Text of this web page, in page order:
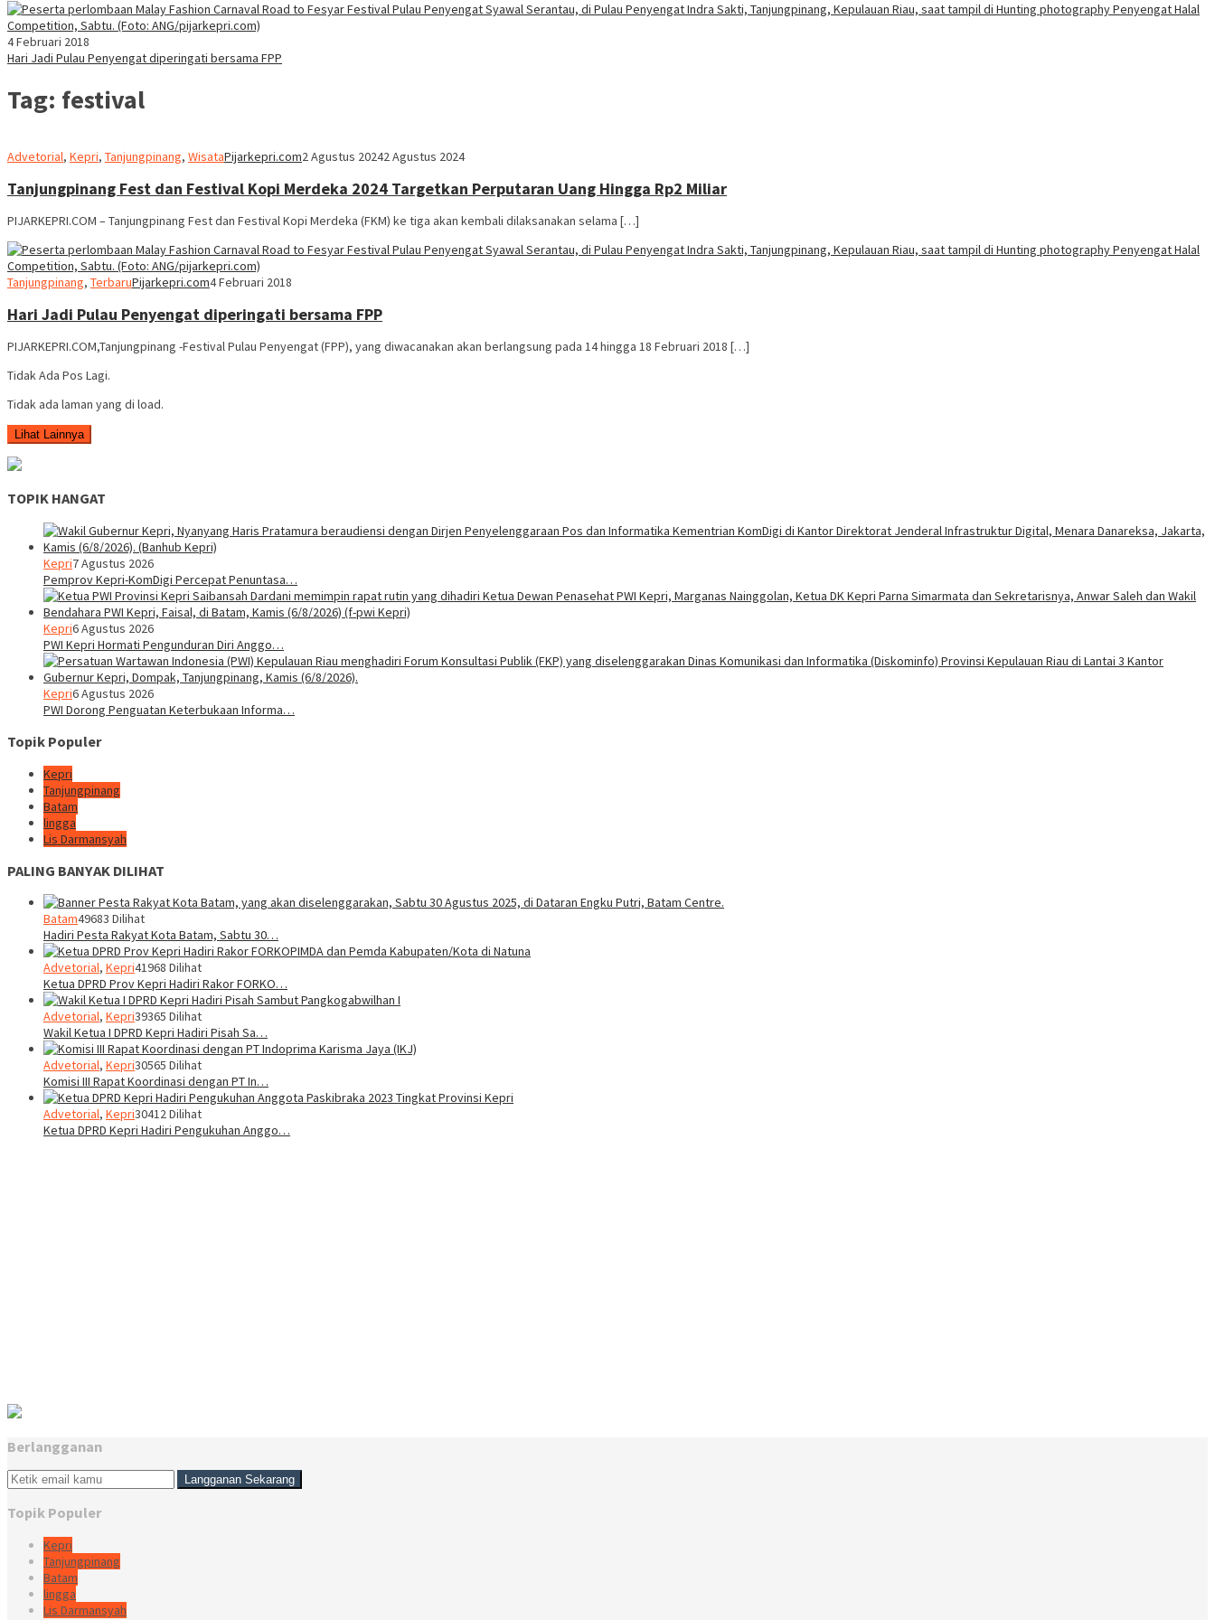
4 Februari 2018
Hari Jadi Pulau Penyengat diperingati bersama FPP
Tag: festival
Advetorial, Kepri, Tanjungpinang, WisataPijarkepri.com2 Agustus 20242 Agustus 2024
Tanjungpinang Fest dan Festival Kopi Merdeka 2024 Targetkan Perputaran Uang Hingga Rp2 Miliar
PIJARKEPRI.COM – Tanjungpinang Fest dan Festival Kopi Merdeka (FKM) ke tiga akan kembali dilaksanakan selama […]
Tanjungpinang, TerbaruPijarkepri.com4 Februari 2018
Hari Jadi Pulau Penyengat diperingati bersama FPP
PIJARKEPRI.COM,Tanjungpinang -Festival Pulau Penyengat (FPP), yang diwacanakan akan berlangsung pada 14 hingga 18 Februari 2018 […]
Tidak Ada Pos Lagi.
Tidak ada laman yang di load.
Lihat Lainnya
TOPIK HANGAT
Kepri7 Agustus 2026
Pemprov Kepri-KomDigi Percepat Penuntasa…
Kepri6 Agustus 2026
PWI Kepri Hormati Pengunduran Diri Anggo…
Kepri6 Agustus 2026
PWI Dorong Penguatan Keterbukaan Informa…
Topik Populer
Kepri
Tanjungpinang
Batam
lingga
Lis Darmansyah
PALING BANYAK DILIHAT
Batam49683 Dilihat
Hadiri Pesta Rakyat Kota Batam, Sabtu 30…
Advetorial, Kepri41968 Dilihat
Ketua DPRD Prov Kepri Hadiri Rakor FORKO…
Advetorial, Kepri39365 Dilihat
Wakil Ketua I DPRD Kepri Hadiri Pisah Sa…
Advetorial, Kepri30565 Dilihat
Komisi III Rapat Koordinasi dengan PT In…
Advetorial, Kepri30412 Dilihat
Ketua DPRD Kepri Hadiri Pengukuhan Anggo…
Berlangganan
Topik Populer
Kepri
Tanjungpinang
Batam
lingga
Lis Darmansyah